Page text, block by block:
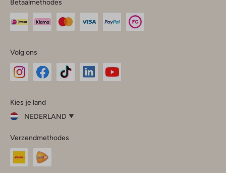
Betaalmethodes
Volg ons
InstagramFacebook
Kies je land
NEDERLAND
je
land
Nederland
Verzendmethodes